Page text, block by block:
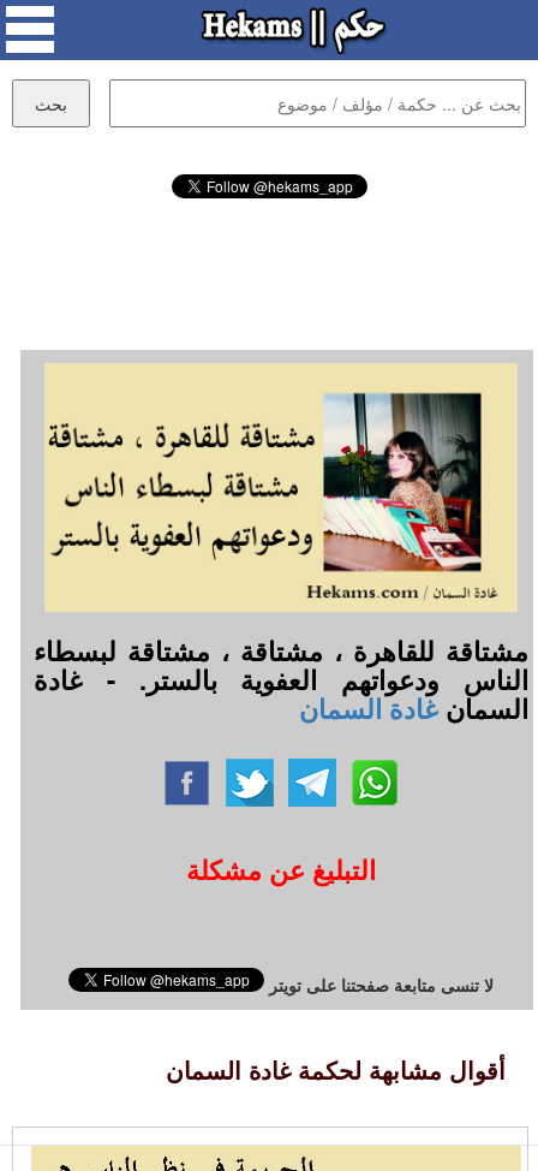
مشتاقة للقاهرة ، مشتاقة ، مشتاقة لبسطاء
الناس ودعواتهم العفوية بالستر. - غادة
السمانغادة السمان
التبليغ عن مشكلة
لا تنسى متابعة صفحتنا على تويتر
أقوال مشابهة لحكمة غادة السمان